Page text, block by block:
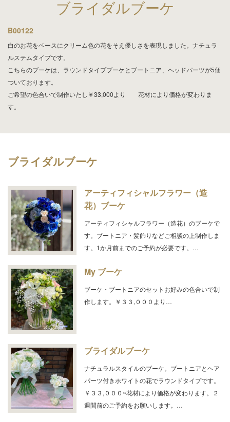
ブライダルブーケ
B00122
白のお花をベースにクリーム色の花をそえ優しさを表現しました。ナチュラ
ルステムタイプです。
こちらのブーケは、ラウンドタイプブーケとブートニア、ヘッドパーツが5個
ついております。
ご希望の色合いで制作いたし￥33,000より 花材により価格が変わりま
す。
ブライダルブーケ
アーティフィシャルフラワー（造
花）ブーケ
アーティフィシャルフラワー（造花）のブーケで
す。ブートニア・髪飾りなどご相談の上制作しま
す。1か月前までのご予約が必要です。…
My ブーケ
ブーケ・ブートニアのセットお好みの色合いで制
作します。￥３３,０００より…
ブライダルブーケ
ナチュラルスタイルのブーケ。ブートニアとヘア
パーツ付きホワイトの花でラウンドタイプです。
￥３３,０００~花材により価格が変わります。２
週間前のご予約をお願いします。…